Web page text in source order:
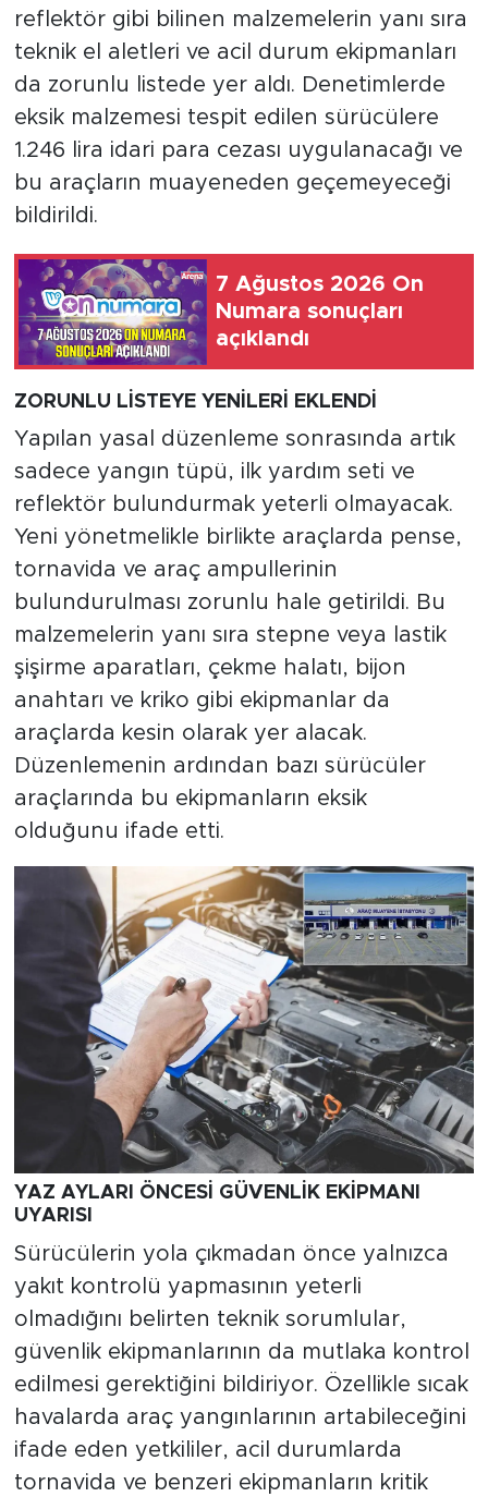
reflektör gibi bilinen malzemelerin yanı sıra
teknik el aletleri ve acil durum ekipmanları
da zorunlu listede yer aldı. Denetimlerde
eksik malzemesi tespit edilen sürücülere
1.246 lira idari para cezası uygulanacağı ve
bu araçların muayeneden geçemeyeceği
bildirildi.
7 Ağustos 2026 On
Numara sonuçları
açıklandı
ZORUNLU LİSTEYE YENİLERİ EKLENDİ
Yapılan yasal düzenleme sonrasında artık
sadece yangın tüpü, ilk yardım seti ve
reflektör bulundurmak yeterli olmayacak.
Yeni yönetmelikle birlikte araçlarda pense,
tornavida ve araç ampullerinin
bulundurulması zorunlu hale getirildi. Bu
malzemelerin yanı sıra stepne veya lastik
şişirme aparatları, çekme halatı, bijon
anahtarı ve kriko gibi ekipmanlar da
araçlarda kesin olarak yer alacak.
Düzenlemenin ardından bazı sürücüler
araçlarında bu ekipmanların eksik
olduğunu ifade etti.
YAZ AYLARI ÖNCESİ GÜVENLİK EKİPMANI
UYARISI
Sürücülerin yola çıkmadan önce yalnızca
yakıt kontrolü yapmasının yeterli
olmadığını belirten teknik sorumlular,
güvenlik ekipmanlarının da mutlaka kontrol
edilmesi gerektiğini bildiriyor. Özellikle sıcak
havalarda araç yangınlarının artabileceğini
ifade eden yetkililer, acil durumlarda
tornavida ve benzeri ekipmanların kritik